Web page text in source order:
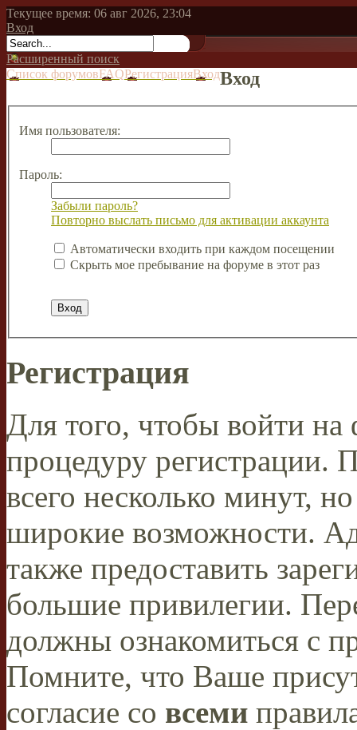
Текущее время: 06 авг 2026, 23:04
Вход
Расширенный поиск
Список форумовFAQРегистрацияВходВход
Имя пользователя:
Пароль:
Забыли пароль?
Повторно выслать письмо для активации аккаунта
Автоматически входить при каждом посещении
Скрыть мое пребывание на форуме в этот раз
Регистрация
Для того, чтобы войти
процедуру регистрации.
всего несколько минут,
широкие возможности.
также предоставить
большие привилегии.
должны ознакомиться с
Помните, что Ваше
согласие со всеми